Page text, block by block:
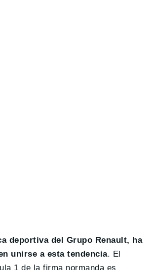
deportiva del Grupo Renault, ha
unirse a esta tendencia. El
1 de la firma normanda es